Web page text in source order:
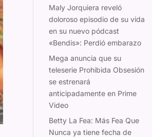
Maly Jorquiera reveló
doloroso episodio de su vida
en su nuevo pódcast
«Bendis»: Perdió embarazo
Mega anuncia que su
teleserie Prohibida Obsesión
se estrenará
anticipadamente en Prime
Video
Betty La Fea: Más Fea Que
Nunca ya tiene fecha de